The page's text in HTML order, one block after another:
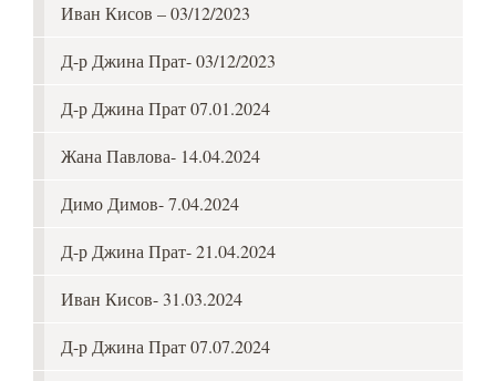
Иван Кисов – 03/12/2023
Д-р Джина Прат- 03/12/2023
Д-р Джина Прат 07.01.2024
Жана Павлова- 14.04.2024
Димо Димов- 7.04.2024
Д-р Джина Прат- 21.04.2024
Иван Кисов- 31.03.2024
Д-р Джина Прат 07.07.2024